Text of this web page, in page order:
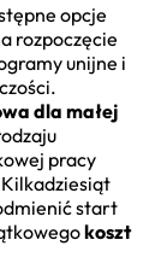
opcje
rozpoczęcie
unijne i
dla małej
pracy
start
koszt